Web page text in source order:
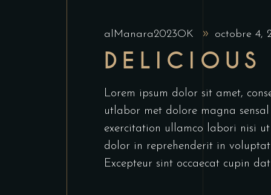
alManara2023OK octobre 4,
DELICIOUS
Lorem ipsum dolor sit amet,
utlabor met dolore magna
exercitation ullamco labori nisi
dolor in reprehenderit in
Excepteur sint occaecat cupin